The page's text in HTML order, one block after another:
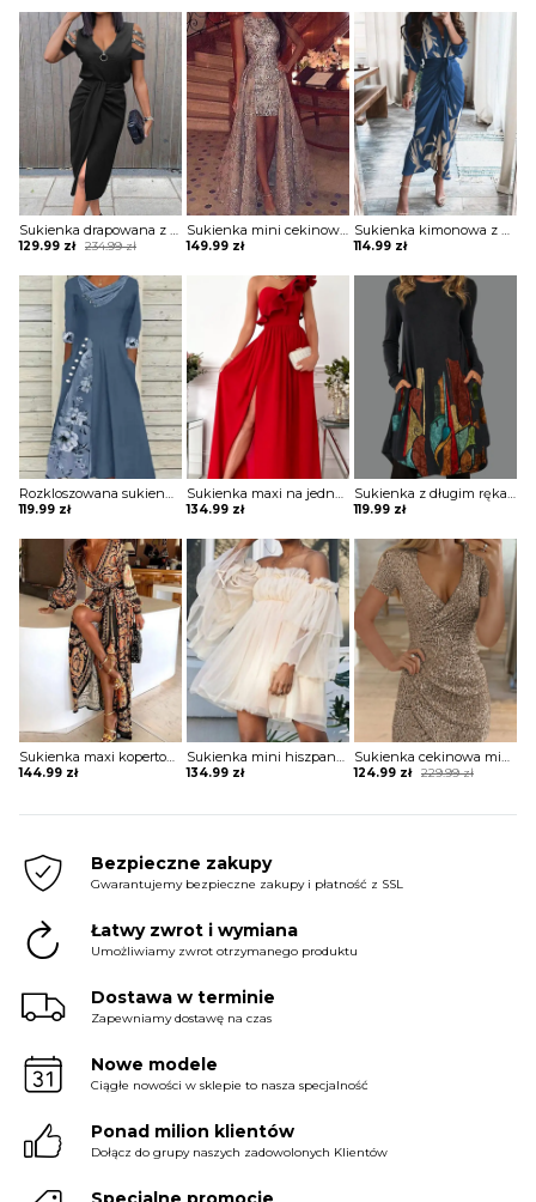
was:
239.99 zł.
is:
134.99 zł.
was:
209.99 zł.
is:
119.99 zł.
234.99zł
Original
was:
234.99 zł.
129.99 zł
Current
is:
129.99 zł.
Sukienka mini cekinowa z długą spódnicą
149.99 zł 114.99 zł
119.99 zł 134.99 zł 119.99 zł
144.99 zł 134.99 zł 229.99zł
Original
124.99 zł
Current
Bezpieczne zakupy
Gwarantujemy bezpieczne zakupy i płatność z SSL
Łatwy zwrot i wymiana
Umożliwiamy zwrot otrzymanego produktu
Dostawa w terminie
Zapewniamy dostawę na czas
Nowe modele
Ciągłe nowości w sklepie to nasza specjalność
Ponad milion klientów
Dołącz do grupy naszych zadowolonych Klientów